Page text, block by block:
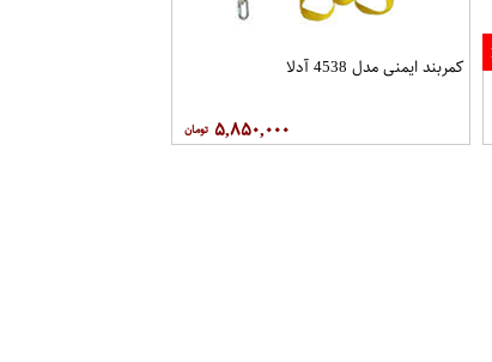
کمربند ایمنی مدل 4538 آدلا
۵,۸۵۰,۰۰۰